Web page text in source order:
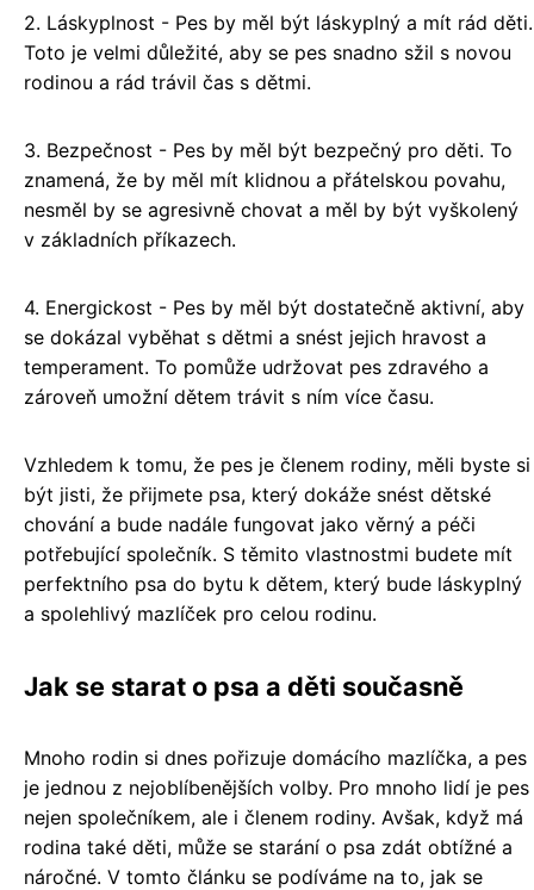
2. Láskyplnost - Pes by měl být láskyplný a mít rád děti.
Toto je velmi důležité, aby se pes snadno sžil s novou
rodinou a rád trávil čas s dětmi.
3. Bezpečnost - Pes by měl být bezpečný pro děti. To
znamená, že by měl mít klidnou a přátelskou povahu,
nesměl by se agresivně chovat a měl by být vyškolený
v základních příkazech.
4. Energickost - Pes by měl být dostatečně aktivní, aby
se dokázal vyběhat s dětmi a snést jejich hravost a
temperament. To pomůže udržovat pes zdravého a
zároveň umožní dětem trávit s ním více času.
Vzhledem k tomu, že pes je členem rodiny, měli byste si
být jisti, že přijmete psa, který dokáže snést dětské
chování a bude nadále fungovat jako věrný a péči
potřebující společník. S těmito vlastnostmi budete mít
perfektního psa do bytu k dětem, který bude láskyplný
a spolehlivý mazlíček pro celou rodinu.
Jak se starat o psa a děti současně
Mnoho rodin si dnes pořizuje domácího mazlíčka, a pes
je jednou z nejoblíbenějších volby. Pro mnoho lidí je pes
nejen společníkem, ale i členem rodiny. Avšak, když má
rodina také děti, může se starání o psa zdát obtížné a
náročné. V tomto článku se podíváme na to, jak se